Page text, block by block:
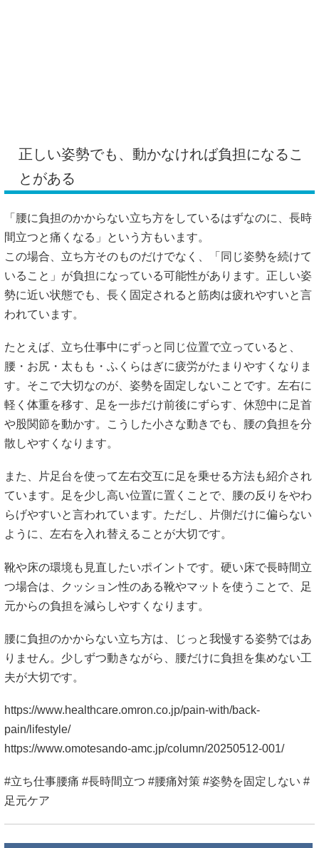
正しい姿勢でも、動かなければ負担になるこ
とがある
「腰に負担のかからない立ち方をしているはずなのに、長時
間立つと痛くなる」という方もいます。
この場合、立ち方そのものだけでなく、「同じ姿勢を続けて
いること」が負担になっている可能性があります。正しい姿
勢に近い状態でも、長く固定されると筋肉は疲れやすいと言
われています。
たとえば、立ち仕事中にずっと同じ位置で立っていると、
腰・お尻・太もも・ふくらはぎに疲労がたまりやすくなりま
す。そこで大切なのが、姿勢を固定しないことです。左右に
軽く体重を移す、足を一歩だけ前後にずらす、休憩中に足首
や股関節を動かす。こうした小さな動きでも、腰の負担を分
散しやすくなります。
また、片足台を使って左右交互に足を乗せる方法も紹介され
ています。足を少し高い位置に置くことで、腰の反りをやわ
らげやすいと言われています。ただし、片側だけに偏らない
ように、左右を入れ替えることが大切です。
靴や床の環境も見直したいポイントです。硬い床で長時間立
つ場合は、クッション性のある靴やマットを使うことで、足
元からの負担を減らしやすくなります。
腰に負担のかからない立ち方は、じっと我慢する姿勢ではあ
りません。少しずつ動きながら、腰だけに負担を集めない工
夫が大切です。
https://www.healthcare.omron.co.jp/pain-with/back-
pain/lifestyle/
https://www.omotesando-amc.jp/column/20250512-001/
#立ち仕事腰痛 #長時間立つ #腰痛対策 #姿勢を固定しない #
足元ケア